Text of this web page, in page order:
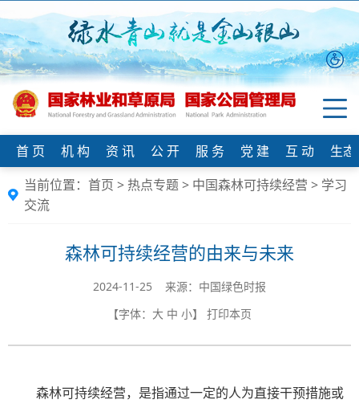
首 页 机 构 资 讯 公 开 服 务 党 建 互 动
生
当前位置： 首页 > 热点专题> 中国森林可持续经营 > 学习
交流
森林可持续经营的由来与未来
2024-11-25 来源：中国绿色时报
【字体： 大 中 小】 打印本页
森林可持续经营，是指通过一定的人为直接干预措施或